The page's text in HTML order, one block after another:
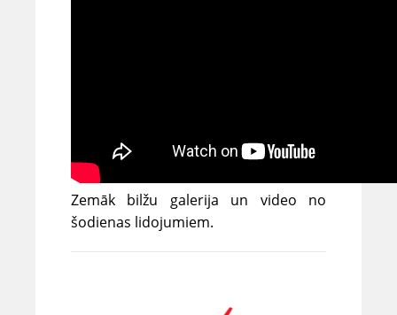
Zemāk bilžu galerija un video no
šodienas lidojumiem.